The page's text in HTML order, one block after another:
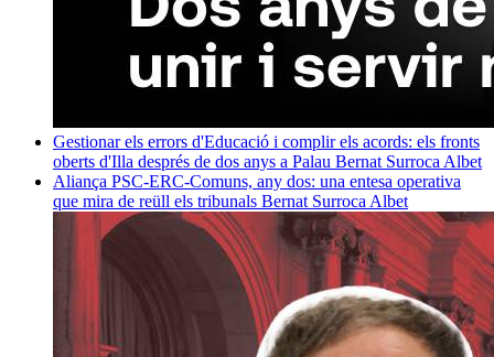
Gestionar els errors d'Educació i complir els acords: els fronts
oberts d'Illa després de dos anys a Palau Bernat Surroca Albet
Aliança PSC-ERC-Comuns, any dos: una entesa operativa
que mira de reüll els tribunals Bernat Surroca Albet